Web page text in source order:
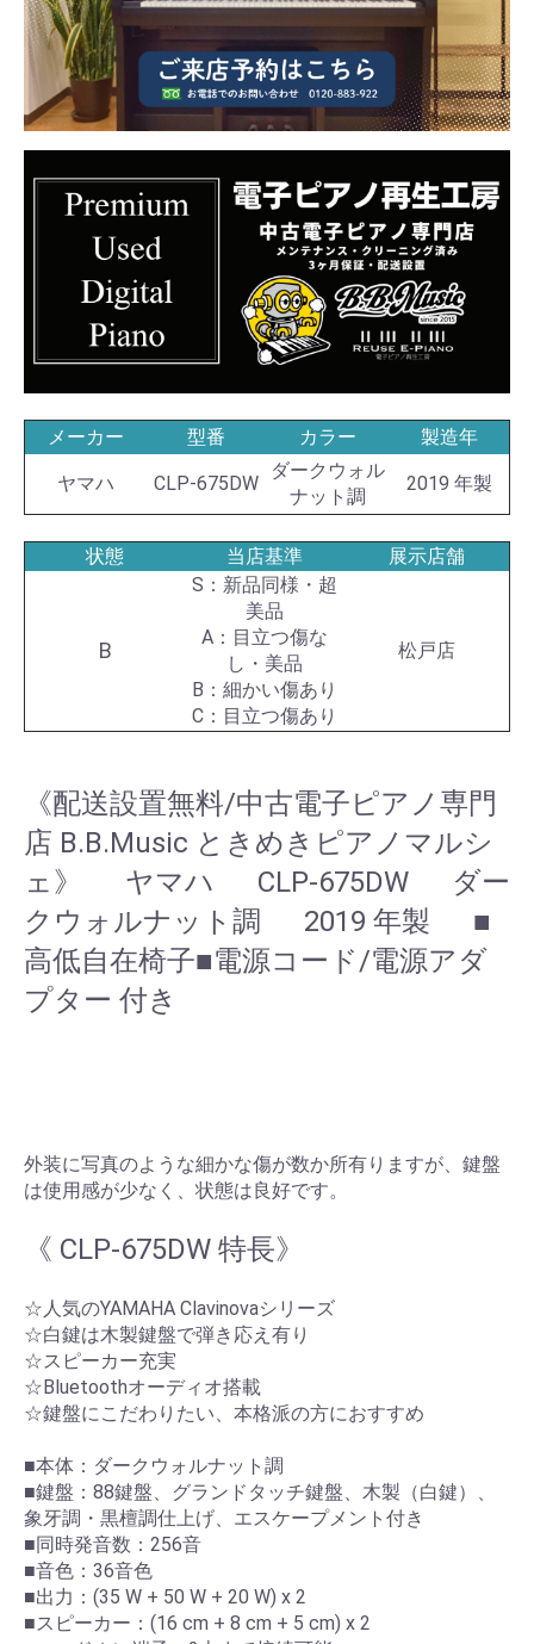
メーカー 型番 カラー 製造年
ヤマハ CLP-675DW
ダークウォル
ナット調
2019 年製
状態 当店基準 展示店舗
B
S：新品同様・超
美品
A：目立つ傷な
し・美品
B：細かい傷あり
C：目立つ傷あり
松戸店
《配送設置無料/中古電子ピアノ専門
店 B.B.Music ときめきピアノマルシ
ェ》 ヤマハ CLP-675DW ダー
クウォルナット調 2019 年製 ■
高低自在椅子■電源コード/電源アダ
プター 付き
外装に写真のような細かな傷が数か所有りますが、鍵盤
は使用感が少なく、状態は良好です。
《 CLP-675DW 特長》
☆人気のYAMAHA Clavinovaシリーズ
☆白鍵は木製鍵盤で弾き応え有り
☆スピーカー充実
☆Bluetoothオーディオ搭載
☆鍵盤にこだわりたい、本格派の方におすすめ
■本体：ダークウォルナット調
■鍵盤：88鍵盤、グランドタッチ鍵盤、木製（白鍵）、
象牙調・黒檀調仕上げ、エスケープメント付き
■同時発音数：256音
■音色：36音色
■出力：(35 W + 50 W + 20 W) x 2
■スピーカー：(16 cm + 8 cm + 5 cm) x 2